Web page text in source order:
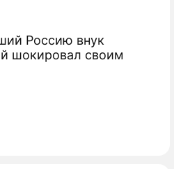
Россию внук
шокировал своим